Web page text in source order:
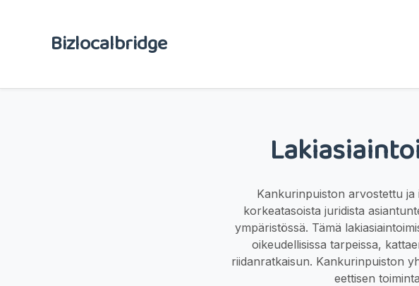
Bizlocalbridge
Kankurinpuiston arvostettu
korkeatasoista juridista
ympäristössä. Tämä
oikeudellisissa tarpeissa,
riidanratkaisun. Kankurinpuiston
eettisen